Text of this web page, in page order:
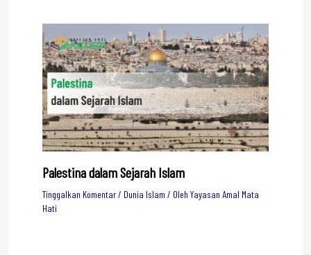
Palestina dalam Sejarah Islam
Tinggalkan Komentar/ Dunia Islam / Oleh Yayasan Amal Mata
Hati